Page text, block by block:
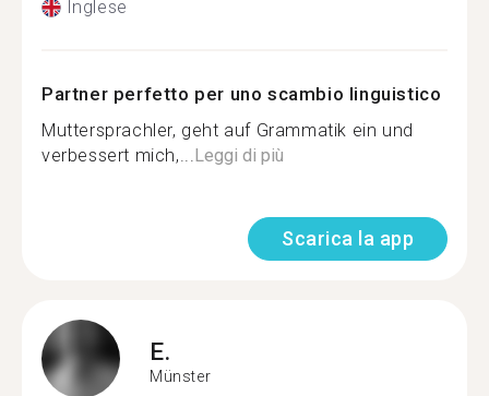
Inglese
Partner perfetto per uno scambio linguistico
Muttersprachler, geht auf Grammatik ein und
verbessert mich,...Leggi di più
Scarica la app
E.
Münster